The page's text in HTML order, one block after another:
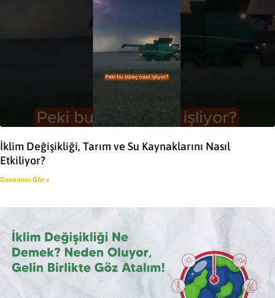
İklim Değişikliği, Tarım ve Su Kaynaklarını Nasıl
Etkiliyor?
Devamını Gör »